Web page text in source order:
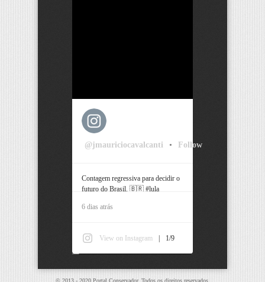
@jmauriciocavalcanti • Follow
Contagem regressiva para decidir o
futuro do Brasil. 🇧🇷 #lula
6 dias atrás
View on Instagram | 1/9
© 2013 - 2020 Portal Conservador. Todos os direitos reservados.